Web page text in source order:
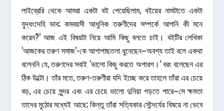
লাইব্রেরি থেকে আমরা একটা বই পেয়েছিলাম, বইয়ের নামটাতে একটা
যুদ্ধংদেহি ভাব; কমবয়সী আধুনিক তরুণীদের সম্পর্কে আপনি কী মনে
করেন?’ আজ এই বিষয়টা নিয়ে আমি কিছু বলতে চাই। বইটির লেখিকা
‘আজকের তরুণ সমাজ’-কে আগাপাছতলা ধুনেছেন–অবশ্য তাই বলে একথা
বলেননি যে, তরুণদের সবাই ‘ভালো কিছু করতে অপারগ।’ বরং বলেছেন এর
ঠিক উল্টো। তাঁর মতে, তরুণ-তরুণীরা যদি ইচ্ছে করে তাহলে তাঁরা এর চেয়ে
বড়, এর চেয়ে সুন্দর এবং এর চেয়ে ভালো দুনিয়া গড়তে পারে–সে ক্ষমতা
তাদের মুঠোর মধ্যেই আছে; কিন্তু তাঁরা সত্যিকার সৌন্দর্যের বিষয়ে না ভেবে